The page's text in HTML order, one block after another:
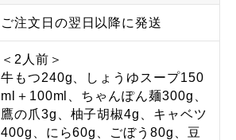
ご注文日の翌日以降に発送
＜2人前＞
牛もつ240g、しょうゆスープ150
ml＋100ml、ちゃんぽん麺300g、
鷹の爪3g、柚子胡椒4g、キャベツ
400g、にら60g、ごぼう80g、豆